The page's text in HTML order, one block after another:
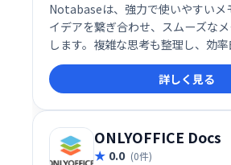
Notabaseは、強力で使いやすいメ
イデアを繋ぎ合わせ、スムーズな
します。複雑な思考も整理し、効
現します。シンプルで直感的なイ
誰でも簡単に利用できます。あなた
する、最高のメモアプリを体験し
詳しく見る
ONLYOFFICE Docs
0.0 (0件)